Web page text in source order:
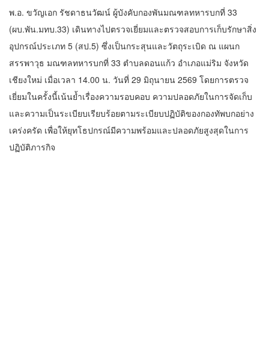
พ.อ. ขวัญเอก รัชดาธนวัฒน์ ผู้บังคับกองพันมณฑลทหารบกที่ 33
(ผบ.พัน.มทบ.33) เดินทางไปตรวจเยี่ยมและตรวจสอบการเก็บรักษาสิ่ง
อุปกรณ์ประเภท 5 (สป.5) ซึ่งเป็นกระสุนและวัตถุระเบิด ณ แผนก
สรรพาวุธ มณฑลทหารบกที่ 33 ตำบลดอนแก้ว อำเภอแม่ริม จังหวัด
เชียงใหม่ เมื่อเวลา 14.00 น. วันที่ 29 มิถุนายน 2569 โดยการตรวจ
เยี่ยมในครั้งนี้เน้นย้ำเรื่องความรอบคอบ ความปลอดภัยในการจัดเก็บ
และความเป็นระเบียบเรียบร้อยตามระเบียบปฏิบัติของกองทัพบกอย่าง
เคร่งครัด เพื่อให้ยุทโธปกรณ์มีความพร้อมและปลอดภัยสูงสุดในการ
ปฏิบัติภารกิจ